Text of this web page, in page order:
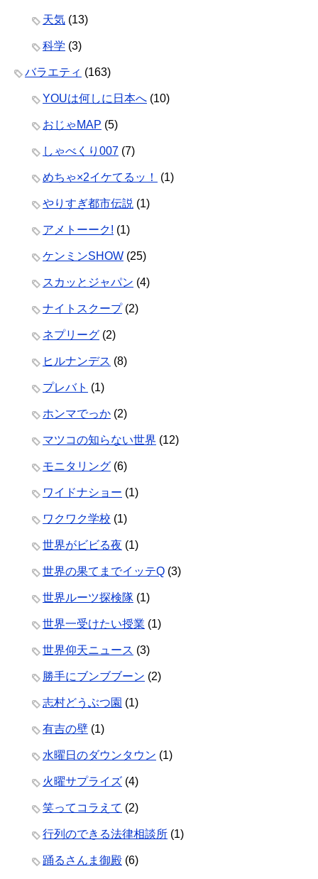
天気 (13)
科学 (3)
バラエティ (163)
YOUは何しに日本へ (10)
おじゃMAP (5)
しゃべくり007 (7)
めちゃ×2イケてるッ！ (1)
やりすぎ都市伝説 (1)
アメトーーク! (1)
ケンミンSHOW (25)
スカッとジャパン (4)
ナイトスクープ(2)
ネプリーグ (2)
ヒルナンデス (8)
プレバト (1)
ホンマでっか (2)
マツコの知らない世界 (12)
モニタリング (6)
ワイドナショー (1)
ワクワク学校 (1)
世界がビビる夜 (1)
世界の果てまでイッテQ (3)
世界ルーツ探検隊 (1)
世界一受けたい授業 (1)
世界仰天ニュース (3)
勝手にブンブブーン (2)
志村どうぶつ園 (1)
有吉の壁 (1)
水曜日のダウンタウン (1)
火曜サプライズ (4)
笑ってコラえて (2)
行列のできる法律相談所 (1)
踊るさんま御殿 (6)